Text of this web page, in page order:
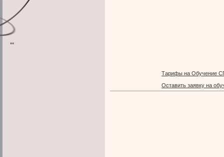
**
Тарифы на Обучение
Оставить заявку на